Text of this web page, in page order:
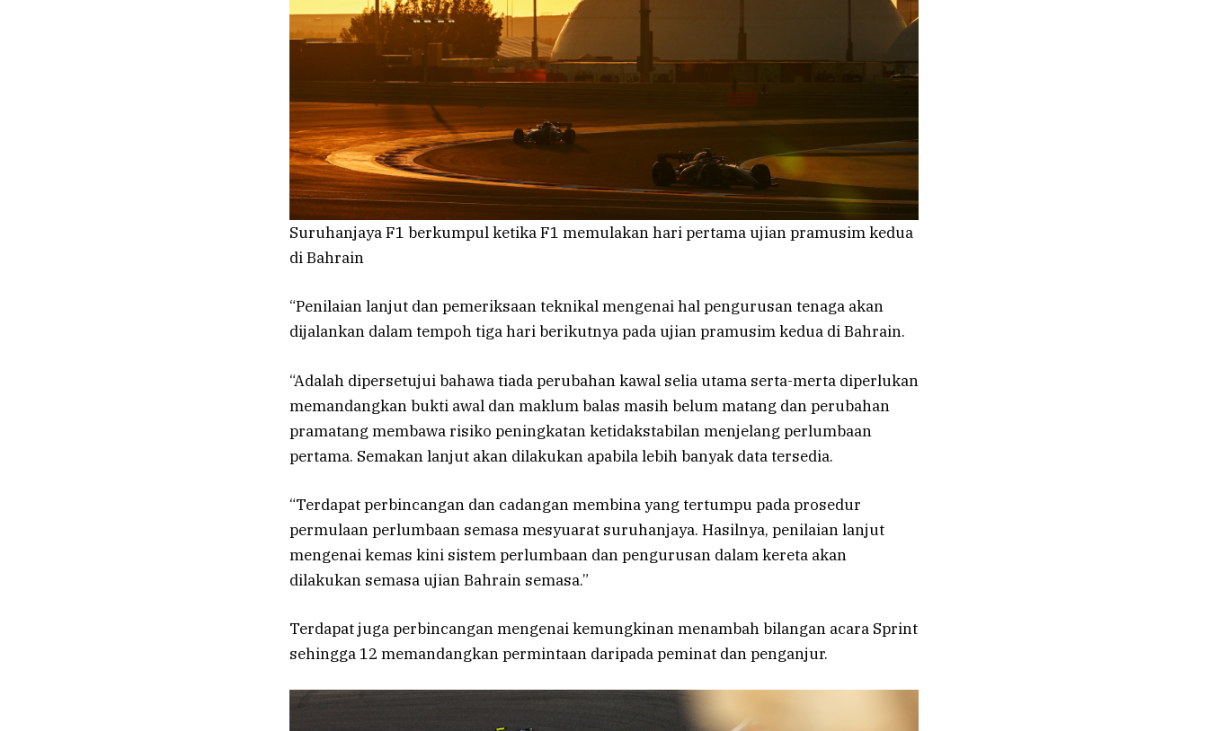
Suruhanjaya F1 berkumpul ketika F1 memulakan hari pertama ujian pramusim kedua
di Bahrain
“Penilaian lanjut dan pemeriksaan teknikal mengenai hal pengurusan tenaga akan
dijalankan dalam tempoh tiga hari berikutnya pada ujian pramusim kedua di Bahrain.
“Adalah dipersetujui bahawa tiada perubahan kawal selia utama serta-merta diperlukan
memandangkan bukti awal dan maklum balas masih belum matang dan perubahan
pramatang membawa risiko peningkatan ketidakstabilan menjelang perlumbaan
pertama. Semakan lanjut akan dilakukan apabila lebih banyak data tersedia.
“Terdapat perbincangan dan cadangan membina yang tertumpu pada prosedur
permulaan perlumbaan semasa mesyuarat suruhanjaya. Hasilnya, penilaian lanjut
mengenai kemas kini sistem perlumbaan dan pengurusan dalam kereta akan
dilakukan semasa ujian Bahrain semasa.”
Terdapat juga perbincangan mengenai kemungkinan menambah bilangan acara Sprint
sehingga 12 memandangkan permintaan daripada peminat dan penganjur.